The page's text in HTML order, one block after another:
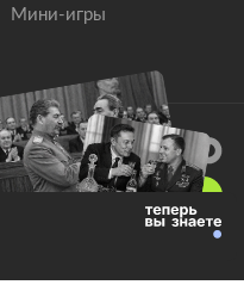
Мини-игры
защищены.